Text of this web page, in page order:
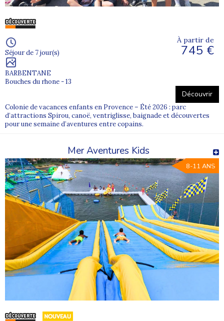
Séjour de 7 jour(s)
BARBENTANE
Bouches du rhone - 13
À partir de
745 €
Découvrir
Colonie de vacances enfants en Provence – Été 2026 : parc
d’attractions Spirou, canoë, ventriglisse, baignade et découvertes
pour une semaine d’aventures entre copains.
Mer Aventures Kids
8-11 ANS